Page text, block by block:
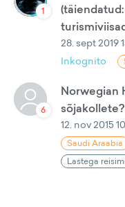
1
28. sept 2019
Inkognito
6
Norwegian
sõjakollete?
12. nov 2015
Saudi Araabia
Lastega